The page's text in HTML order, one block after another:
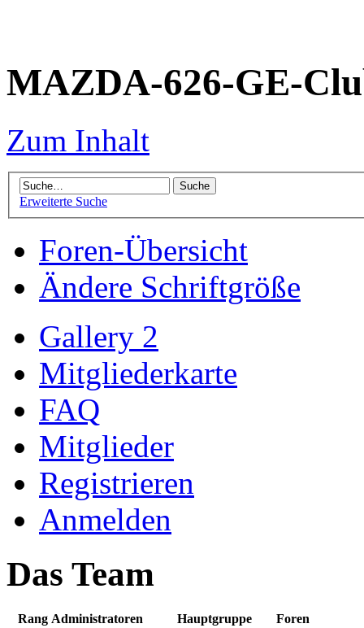
MAZDA-626-GE-
Zum Inhalt
Erweiterte Suche
Foren-Übersicht
Ändere Schriftgröße
Gallery 2
Mitgliederkarte
FAQ
Mitglieder
Registrieren
Anmelden
Das Team
Rang Administratoren Hauptgruppe
Foren